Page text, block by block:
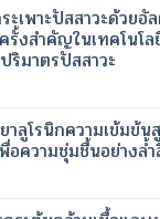
โนโลยี
การ
ย์
ง
โนโลยี
ร
การ
ย์
บ
า
ะ
ะเพาะปัสสาวะด้วย
รั้งสำคัญในเทคโนโ
ริมาตรปัสสาวะ
น
เพาะ
าวะ
าลูโรนิกความเข้มข้น
อความชุ่มชื้นอย่างล้